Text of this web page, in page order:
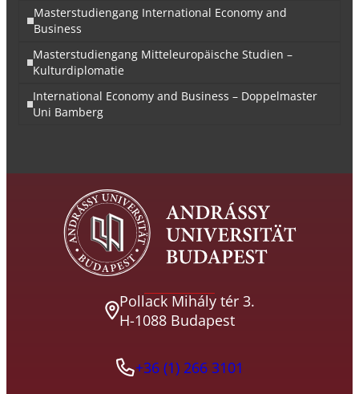
Masterstudiengang International Economy and
Business
Masterstudiengang Mitteleuropäische Studien –
Kulturdiplomatie
International Economy and Business – Doppelmaster
Uni Bamberg
Pollack Mihály tér 3.
H-1088 Budapest
+36 (1) 266 3101